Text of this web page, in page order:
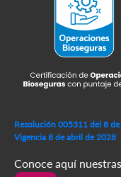
Resolución 005311 del 8
Vigencia 8 de abril de 2028
Conoce aquí